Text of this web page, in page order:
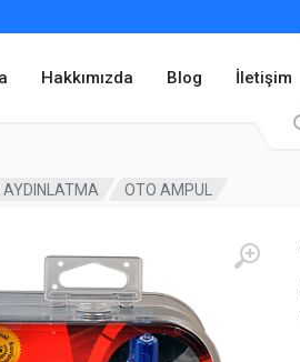
Hakkımızda Blog İletişim
AYDINLATMA OTO AMPUL